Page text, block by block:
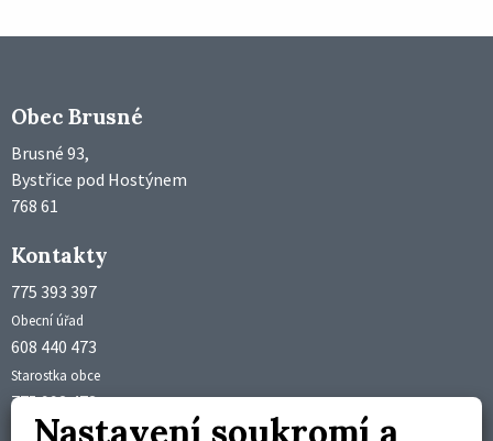
Obec Brusné
Brusné 93,
Bystřice pod Hostýnem
768 61
Kontakty
775 393 397
Obecní úřad
608 440 473
Starostka obce
775 992 473
Účetní obce
Nastavení soukromí a